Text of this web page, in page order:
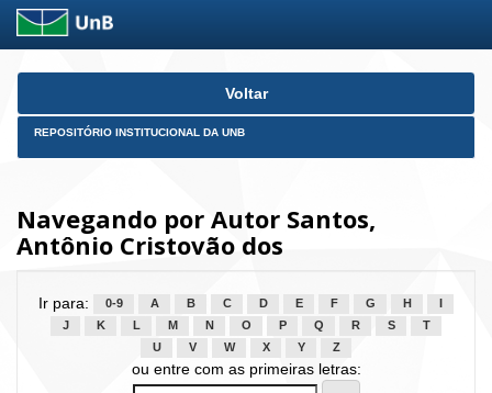
Skip
Voltar
REPOSITÓRIO INSTITUCIONAL DA UNB
Navegando por Autor Santos,
Antônio Cristovão dos
Ir para: 0-9 A B C D E F G H
J
K L M N O P Q R S
T
U
V W X Y Z
ou entre com as primeiras letras: